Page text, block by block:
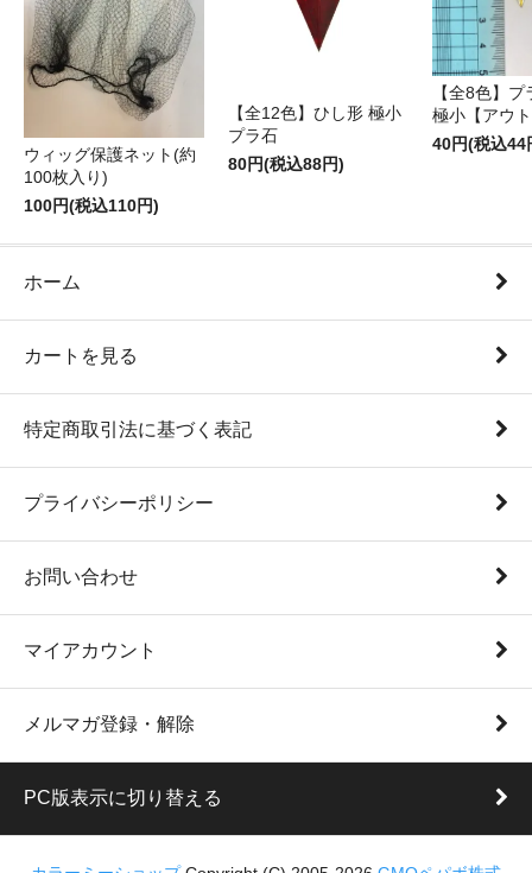
ウィッグ保護ネット(約
100枚入り)
100円(税込110円)
【全12色】ひし形 極小
プラ石
80円(税込88円)
【全8色】
極小【アウ
40円(税込44
ホーム
カートを見る
特定商取引法に基づく表記
プライバシーポリシー
お問い合わせ
マイアカウント
メルマガ登録・解除
PC版表示に切り替える